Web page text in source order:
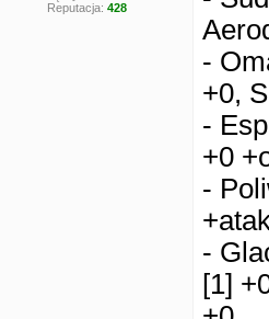
Reputacja: 428
-
+0,
-
+0
-
-
[1]